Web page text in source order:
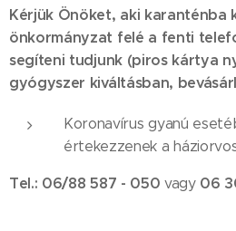
Kérjük Önöket, aki karanténba
önkormányzat felé a fenti
segíteni tudjunk (piros kártya
gyógyszer kiváltásban,
Koronavírus gyanú
értekezzenek a
Tel.: 06/88 587 - 050 vagy06